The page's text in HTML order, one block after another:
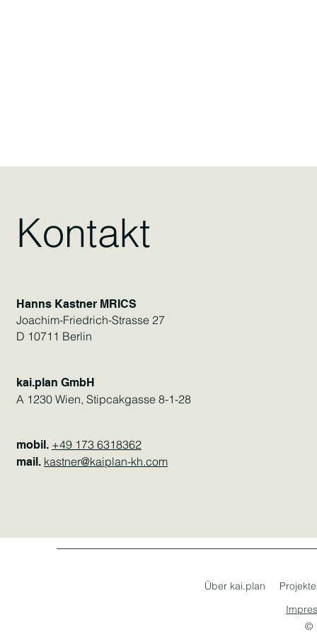
Kontakt
Hanns Kastner MRICS
Joachim-Friedrich-Strasse 27
D 10711 Berlin
kai.plan GmbH
A 1230 Wien, Stipcakgasse 8-1-28
mobil. +49 173 6318362
mail. kastner@kaiplan-kh.com
Über kai.plan
Projekte
©